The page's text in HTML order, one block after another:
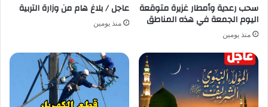
سحب رعدية وأمطار غزيرة متوقعة
اليوم الجمعة في هذه المناطق
منذ يومين
عاجل / بلاغ هام من وزارة التربية
منذ يومين